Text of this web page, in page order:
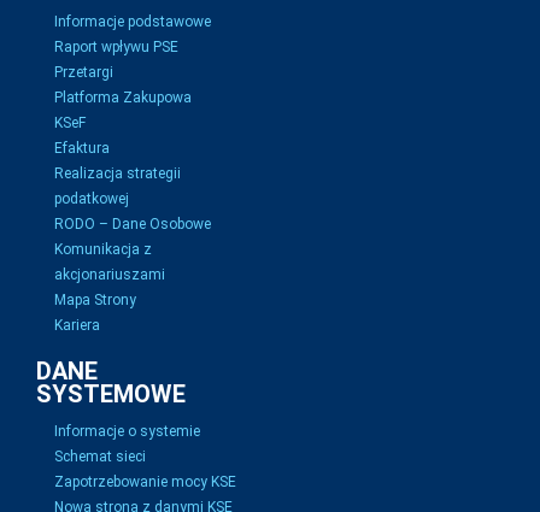
Informacje podstawowe
Raport wpływu PSE
Przetargi
Platforma Zakupowa
KSeF
Efaktura
Realizacja strategii
podatkowej
RODO – Dane Osobowe
Komunikacja z
akcjonariuszami
Mapa Strony
Kariera
DANE
SYSTEMOWE
Informacje o systemie
Schemat sieci
Zapotrzebowanie mocy KSE
Nowa strona z danymi KSE